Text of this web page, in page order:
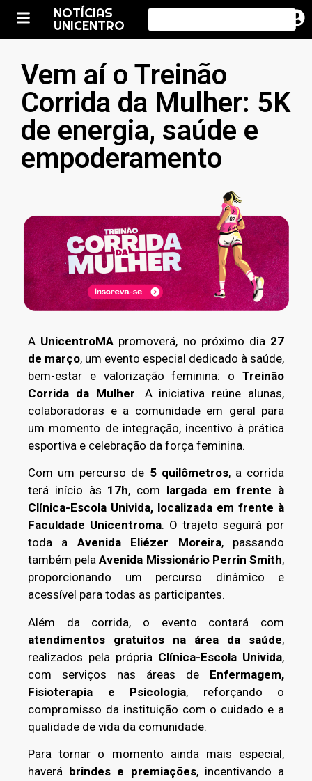
NOTÍCIAS
UNICENTRO
Vem aí o Treinão
Corrida da Mulher: 5K
de energia, saúde e
empoderamento
A UnicentroMA promoverá, no próximo dia 27
de março, um evento especial dedicado à saúde,
bem-estar e valorização feminina: o Treinão
Corrida da Mulher. A iniciativa reúne alunas,
colaboradoras e a comunidade em geral para
um momento de integração, incentivo à prática
esportiva e celebração da força feminina.
Com um percurso de 5 quilômetros, a corrida
terá início às 17h, com largada em frente à
Clínica-Escola Univida, localizada em frente à
Faculdade Unicentroma. O trajeto seguirá por
toda a Avenida Eliézer Moreira, passando
também pelaAvenida Missionário Perrin Smith,
proporcionando um percurso dinâmico e
acessível para todas as participantes.
Além da corrida, o evento contará com
atendimentos gratuitos na área da saúde,
realizados pela própria Clínica-Escola Univida,
com serviços nas áreas de Enfermagem,
Fisioterapia e Psicologia, reforçando o
compromisso da instituição com o cuidado e a
qualidade de vida da comunidade.
Para tornar o momento ainda mais especial,
haverá brindes e premiações, incentivando a